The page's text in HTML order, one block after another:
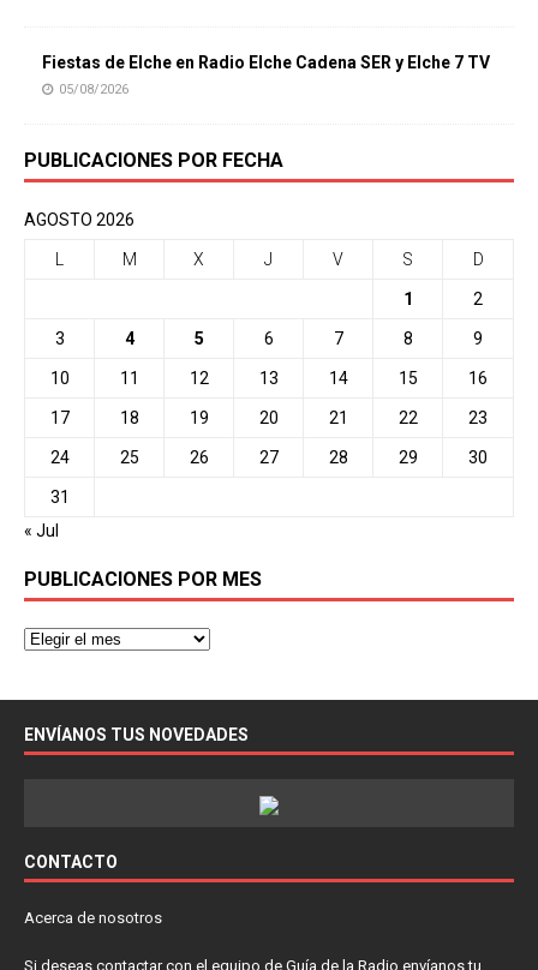
Fiestas de Elche en Radio Elche Cadena SER y Elche 7 TV
05/08/2026
PUBLICACIONES POR FECHA
AGOSTO 2026
M X J V S D
1 2
3 4 5 6 7 8 9
10 11 12 13 14 15 16
17 18 19 20 21 22 23
24 25 26 27 28 29 30
31
« Jul
PUBLICACIONES POR MES
ENVÍANOS TUS NOVEDADES
CONTACTO
Acerca de nosotros
Si deseas contactar con el equipo de Guía de la Radio envíanos tu